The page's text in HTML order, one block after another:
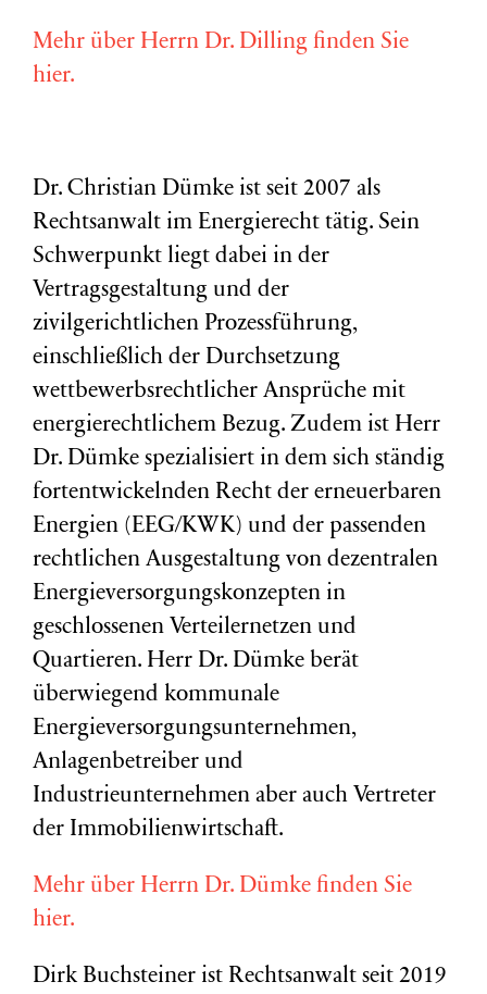
Mehr über Herrn Dr. Dilling finden Sie
hier.
Dr. Christian Dümke ist seit 2007 als
Rechtsanwalt im Energierecht tätig. Sein
Schwerpunkt liegt dabei in der
Vertragsgestaltung und der
zivilgerichtlichen Prozessführung,
einschließlich der Durchsetzung
wettbewerbsrechtlicher Ansprüche mit
energierechtlichem Bezug. Zudem ist Herr
Dr. Dümke spezialisiert in dem sich ständig
fortentwickelnden Recht der erneuerbaren
Energien (EEG/KWK) und der passenden
rechtlichen Ausgestaltung von dezentralen
Energieversorgungskonzepten in
geschlossenen Verteilernetzen und
Quartieren. Herr Dr. Dümke berät
überwiegend kommunale
Energieversorgungsunternehmen,
Anlagenbetreiber und
Industrieunternehmen aber auch Vertreter
der Immobilienwirtschaft.
Mehr über Herrn Dr. Dümke finden Sie
hier.
Dirk Buchsteiner ist Rechtsanwalt seit 2019